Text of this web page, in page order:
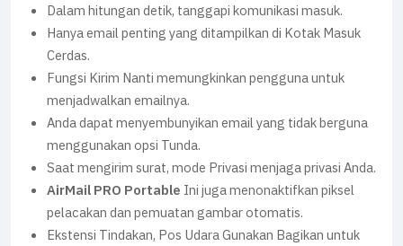
Dalam hitungan detik, tanggapi komunikasi masuk.
Hanya email penting yang ditampilkan di Kotak Masuk
Cerdas.
Fungsi Kirim Nanti memungkinkan pengguna untuk
menjadwalkan emailnya.
Anda dapat menyembunyikan email yang tidak berguna
menggunakan opsi Tunda.
Saat mengirim surat, mode Privasi menjaga privasi Anda.
AirMail PRO Portable Ini juga menonaktifkan piksel
pelacakan dan pemuatan gambar otomatis.
Ekstensi Tindakan, Pos Udara Gunakan Bagikan untuk